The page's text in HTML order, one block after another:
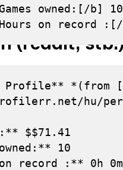
owned:[/b] 10
on record
(reddit,
Profile** *(from
hu/
$$71.41
10
record :** 0h 0m